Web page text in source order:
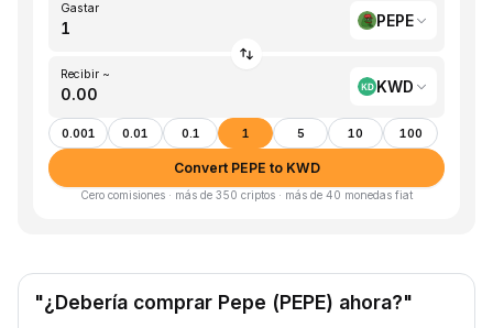
Gastar
PEPE
Recibir ~
KWD
0.001 0.01 0.1 1 5 10 100
Convert PEPE to KWD
Cero comisiones · más de 350 criptos · más de 40 monedas fiat
"¿Debería comprar Pepe (PEPE) ahora?"